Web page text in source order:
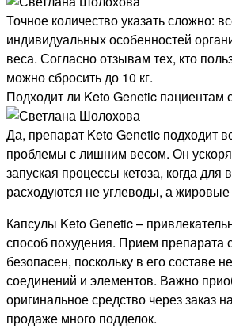
Точное количество указать сложно:
индивидуальных особенностей
веса. Согласно отзывам тех, кто
можно сбросить до 10 кг.
Подходит ли Keto Genetic пациентам
Да, препарат Keto Genetic подходит
проблемы с лишним весом. Он
запуская процессы кетоза, когда для
расходуются не углеводы, а
Капсулы Keto Genetic –
способ похудения. Прием препарата
безопасен, поскольку в его составе
соединений и элементов. Важно
оригинальное средство через заказ
продаже много подделок.